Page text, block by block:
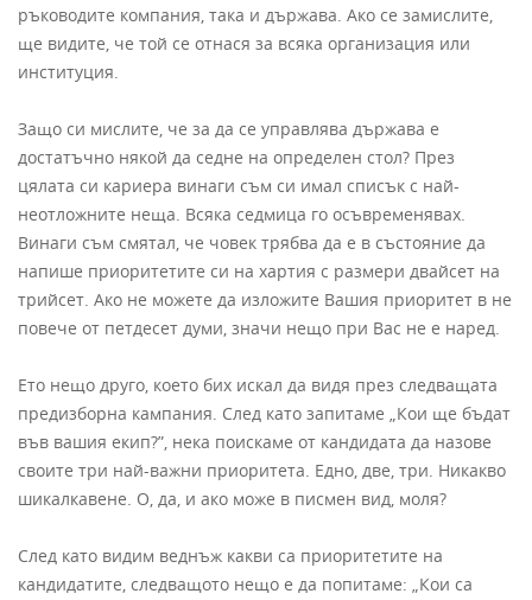
ръководите компания, така и държава. Ако се замислите,
ще видите, че той се отнася за всяка организация или
институция.
Защо си мислите, че за да се управлява държава е
достатъчно някой да седне на определен стол? През
цялата си кариера винаги съм си имал списък с най-
неотложните неща. Всяка седмица го осъвременявах.
Винаги съм смятал, че човек трябва да е в състояние да
напише приоритетите си на хартия с размери двайсет на
трийсет. Ако не можете да изложите Вашия приоритет в не
повече от петдесет думи, значи нещо при Вас не е наред.
Ето нещо друго, което бих искал да видя през следващата
предизборна кампания. След като запитаме „Кои ще бъдат
във вашия екип?”, нека поискаме от кандидата да назове
своите три най-важни приоритета. Едно, две, три. Никакво
шикалкавене. О, да, и ако може в писмен вид, моля?
След като видим веднъж какви са приоритетите на
кандидатите, следващото нещо е да попитаме: „Кои са